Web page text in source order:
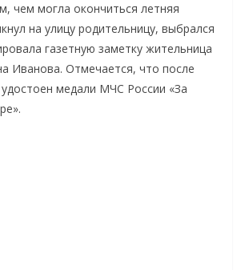
чем могла окончиться летняя
на улицу родительницу, выбрался
газетную заметку жительница
Иванова. Отмечается, что после
медали МЧС России «За